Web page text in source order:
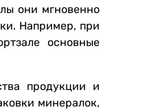
они мгновенно
Например, при
основные
продукции и
минералок,